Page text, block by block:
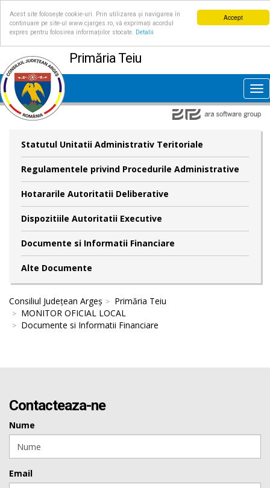
Accept
Acest site folosește cookie-uri. Prin utilizarea și navigarea în
continuare pe site-ul www.cjarges.ro, vă exprimați acordul
expres pentru folosirea informațiilor stocate.
Detalii
Primăria Teiu
Statutul Unitatii Administrativ Teritoriale
Regulamentele privind Procedurile Administrative
Hotararile Autoritatii Deliberative
Dispozitiile Autoritatii Executive
Documente si Informatii Financiare
Alte Documente
Consiliul Județean Argeș
Primăria Teiu
MONITOR OFICIAL LOCAL
Documente si Informatii Financiare
Contacteaza-ne
Nume
Email